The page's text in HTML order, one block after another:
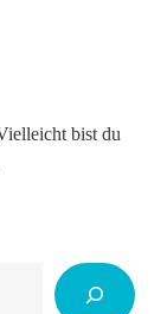
bist du